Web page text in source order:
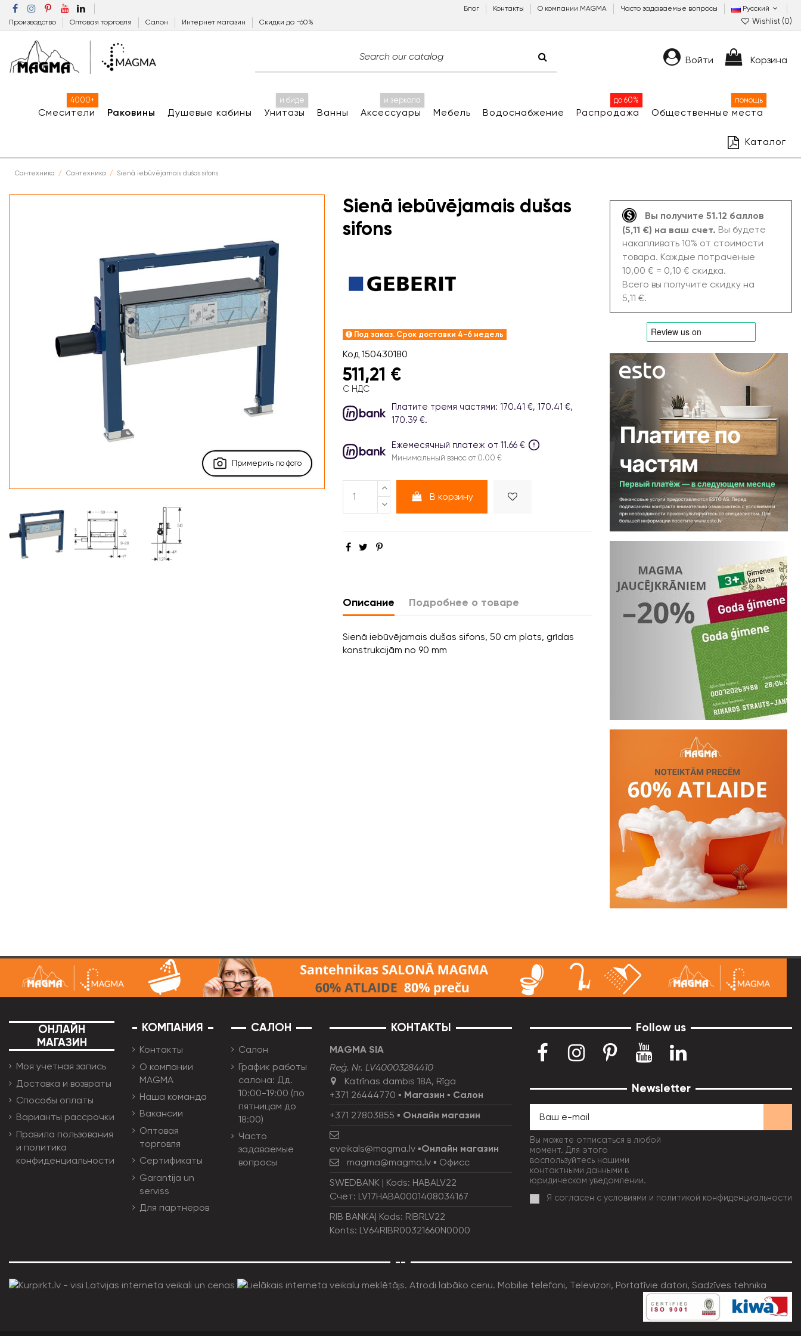
Производство Оптовая торговля Салон Интернет магазин Скидки до −60%
Блог Контакты О компании MAGMA Часто задаваемые вопросы Русский
Wishlist (0)
Войти Корзина
Смесители
4000+
Раковины Душевые кабины Унитазы
и биде
Ванны Аксессуары
и зеркала
Мебель Водоснабжение Распродажа
до 60%
Общественные места
помощь
Каталог
Сантехника Сантехника Sienā iebūvējamais dušas sifons
Примерить по фото
Sienā iebūvējamais dušas
sifons
Под заказ. Срок доставки 4-6 недель
Код 150430180
511,21 €
С НДС
Платите тремя частями: 170.41 €, 170.41 €,
170.39 €.
Ежемесячный платеж от 11.66 €
Минимальный взнос от 0.00 €
В корзину
Описание Подробнее о товаре
Sienā iebūvējamais dušas sifons, 50 cm plats, grīdas
konstrukcijām no 90 mm
Вы получите 51.12 баллов
(5,11 €) на ваш счет. Вы будете
накапливать 10% от стоимости
товара. Каждые потраченые
10,00 € = 0,10 € скидка.
Всего вы получите скидку на
5,11 €.
ОНЛАЙН
МАГАЗИН
Моя учетная запись
Доставка и возвраты
Способы оплаты
Варианты рассрочки
Правила пользования
и политика
конфиденциальности
КОМПАНИЯ
Контакты
О компании
MAGMA
Наша команда
Вакансии
Оптовая
торговля
Сертификаты
Garantija un
serviss
Для партнеров
САЛОН
Салон
График работы
салона: Дд.
10:00-19:00 (по
пятницам до
18:00)
Часто
задаваемые
вопросы
КОНТАКТЫ
MAGMA SIA
Reģ. Nr. LV40003284410
Katrīnas dambis 18A, Rīga
+371 26444770 ▪ Магазин ▪ Салон
+371 27803855 ▪ Онлайн магазин
eveikals@magma.lv ▪Онлайн магазин
magma@magma.lv▪ Офисс
SWEDBANK | Kods: HABALV22
Счет: LV17HABA0001408034167
RIB BANKA| Kods: RIBRLV22
Konts: LV64RIBR00321660N0000
Follow us
Newsletter
Вы можете отписаться в любой
момент. Для этого
воспользуйтесь нашими
контактными данными в
юридическом уведомлении.
Я согласен с условиями и политикой конфиденциальности
--